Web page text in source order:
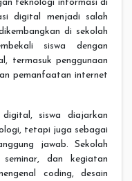
teknologi informasi di
digital menjadi salah
di sekolah
siswa dengan
termasuk penggunaan
pemanfaatan internet
siswa diajarkan
tetapi juga sebagai
jawab. Sekolah
seminar, dan kegiatan
coding, desain